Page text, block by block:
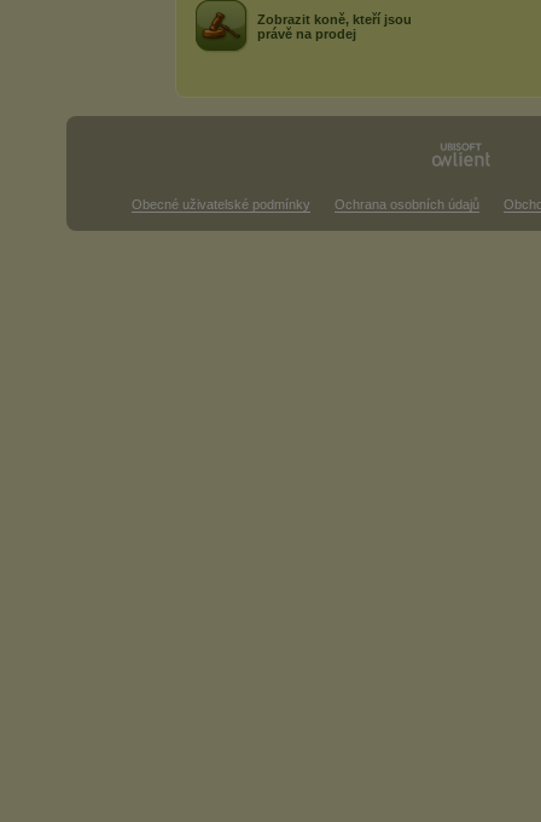
Zobrazit koně, kteří jsou
právě na prodej
Obecné uživatelské podmínky Ochrana osobních údajů